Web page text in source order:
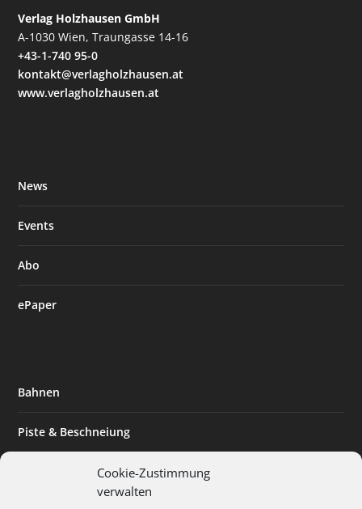
Cookie-Zustimmung
verwalten
Verlag Holzhausen GmbH
A-1030 Wien, Traungasse 14-16
+43-1-740 95-0
kontakt@verlagholzhausen.at
www.verlagholzhausen.at
News
Events
Abo
ePaper
Bahnen
Piste & Beschneiung